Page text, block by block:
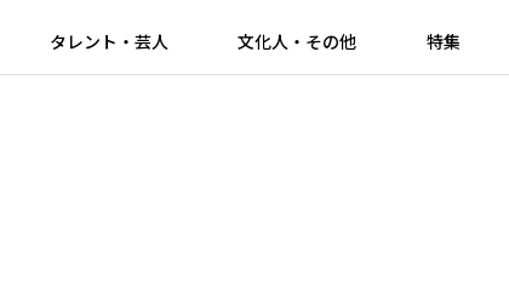
タレント・芸人 文化人・その他 特集